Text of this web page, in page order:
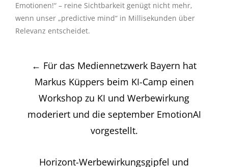
Emotionen!“ – reine Sichtbarkeit genügt nicht mehr,
wenn unser „predictive mind“ in Millisekunden über
Relevanz entscheidet.
Post
navigation
← Für das Mediennetzwerk Bayern hat
Markus Küppers beim KI-Camp einen
Workshop zu KI und Werbewirkung
moderiert und die september EmotionAI
vorgestellt.
Horizont-Werbewirkungsgipfel und